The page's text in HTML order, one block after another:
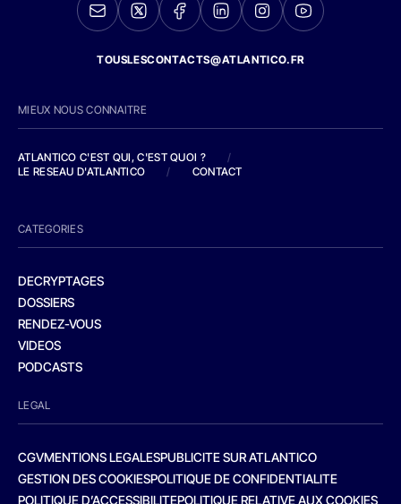
TOUSLESCONTACTS@ATLANTICO.FR
MIEUX NOUS CONNAITRE
ATLANTICO C'EST QUI, C'EST QUOI ?
/
LE RESEAU D'ATLANTICO
/ CONTACT
CATEGORIES
DECRYPTAGES
DOSSIERS
RENDEZ-VOUS
VIDEOS
PODCASTS
LEGAL
CGVMENTIONS LEGALESPUBLICITE SUR ATLANTICO
GESTION DES COOKIESPOLITIQUE DE CONFIDENTIALITE
POLITIQUE D’ACCESSIBILITEPOLITIQUE RELATIVE AUX COOKIES